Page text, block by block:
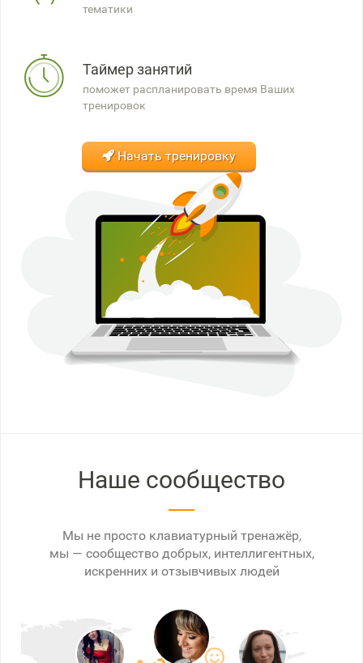
тематики
Таймер занятий
поможет распланировать время Ваших
тренировок
Начать тренировку
Наше сообщество
Мы не просто клавиатурный тренажёр,
мы — сообщество добрых, интеллигентных,
искренних и отзывчивых людей